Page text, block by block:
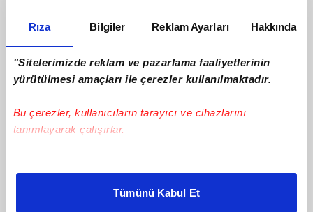
Rıza Bilgiler Reklam Ayarları Hakkında
"Sitelerimizde reklam ve pazarlama faaliyetlerinin
yürütülmesi amaçları ile çerezler kullanılmaktadır.
Bu çerezler, kullanıcıların tarayıcı ve cihazlarını
tanımlayarak çalışırlar.
Bu çerezlere izin vermeniz halinde sizlere özel
daha iyi reklam deneyimi yaşatabiliriz. Bunu yaparken
Tümünü Kabul Et
Ertuğrul Doğan: Santrfor transferinde
en iyi oyuncuyu getirmeye çalışacağız